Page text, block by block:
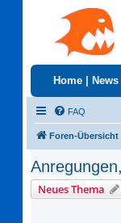
Home News
FAQ
Foren-Übersicht
Neues Thema